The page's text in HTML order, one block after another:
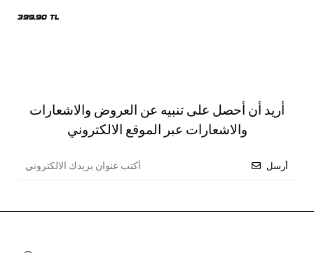
399,90 TL
أريد أن أحصل على تنبيه عن العروض والاشعارات
والاشعارات عبر الموقع الالكتروني
أرسل